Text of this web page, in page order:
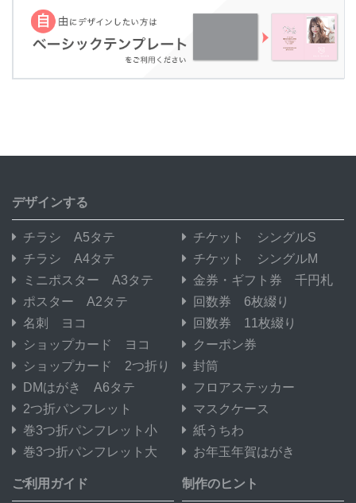
デザインする
チラシ A5タテ
チラシ A4タテ
ミニポスター A3タテ
ポスター A2タテ
名刺 ヨコ
ショップカード ヨコ
ショップカード 2つ折り
DMはがき A6タテ
2つ折パンフレット
巻3つ折パンフレット小
巻3つ折パンフレット大
チケット シングルS
チケット シングルM
金券・ギフト券 千円札
回数券 6枚綴り
回数券 11枚綴り
クーポン券
封筒
フロアステッカー
マスクケース
紙うちわ
お年玉年賀はがき
ご利用ガイド 制作のヒント